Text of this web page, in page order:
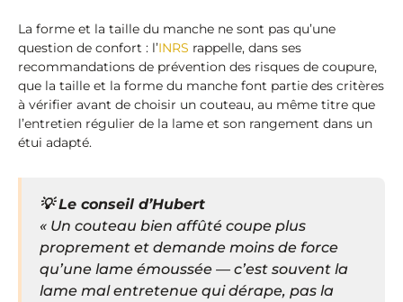
La forme et la taille du manche ne sont pas qu’une
question de confort : l’INRS rappelle, dans ses
recommandations de prévention des risques de coupure,
que la taille et la forme du manche font partie des critères
à vérifier avant de choisir un couteau, au même titre que
l’entretien régulier de la lame et son rangement dans un
étui adapté.
💡 Le conseil d’Hubert
« Un couteau bien affûté coupe plus
proprement et demande moins de force
qu’une lame émoussée — c’est souvent la
lame mal entretenue qui dérape, pas la